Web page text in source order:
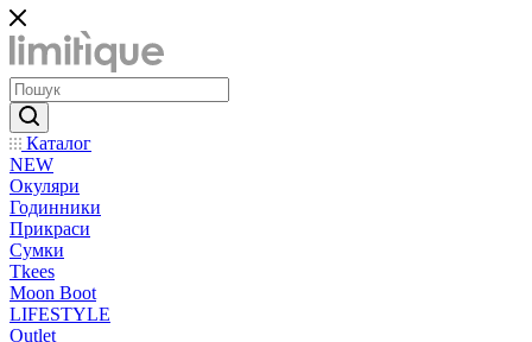
Каталог
NEW
Окуляри
Годинники
Прикраси
Сумки
Tkees
Moon Boot
LIFESTYLE
Outlet